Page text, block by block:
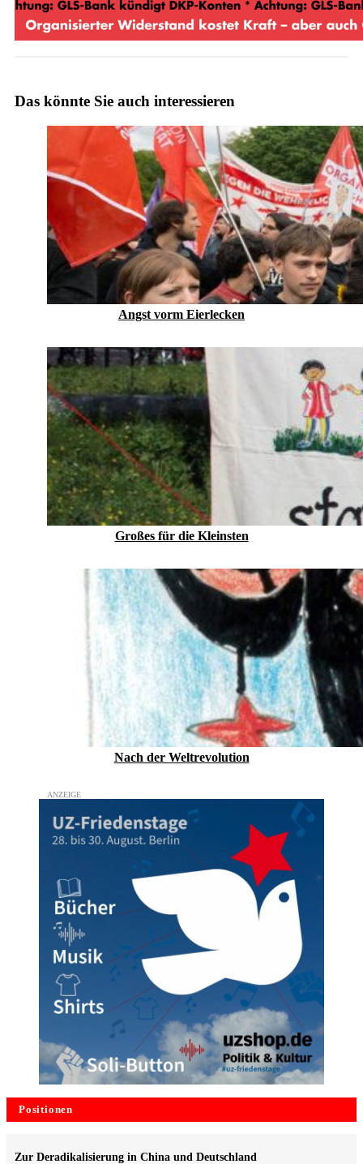
Das könnte Sie auch interessieren
Angst vorm Eierlecken
Großes für die Kleinsten
Nach der Weltrevolution
Positionen
Zur Deradikalisierung in China und Deutschland